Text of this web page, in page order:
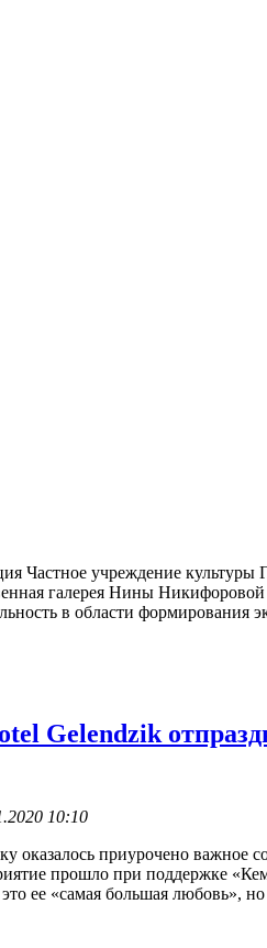
Частное учреждение
галерея Нины
в области формирования
Gelendzik
10:10
приурочено важное
прошло при поддержке
ее «самая большая любовь»,